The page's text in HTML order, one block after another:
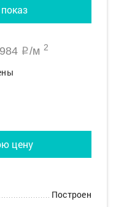
q/м 2
цену
Построен